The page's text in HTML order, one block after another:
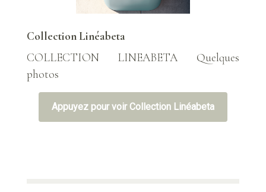
Collection Linéabeta
COLLECTION LINEABETA Quelques
photos
Appuyez pour voir Collection Linéabeta